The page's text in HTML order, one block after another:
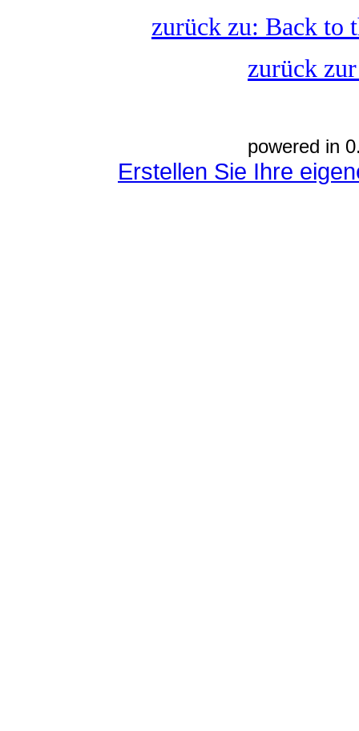
zurück zu: Back to
zurück
powered in
Erstellen Sie Ihre